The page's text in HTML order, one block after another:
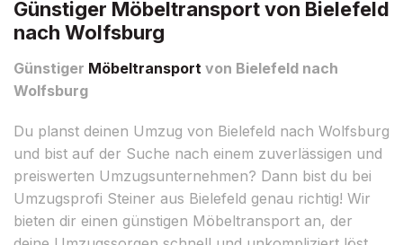
Günstiger Möbeltransport von Bielefeld
nach Wolfsburg
Günstiger Möbeltransport von Bielefeld nach
Wolfsburg
Du planst deinen Umzug von Bielefeld nach Wolfsburg
und bist auf der Suche nach einem zuverlässigen und
preiswerten Umzugsunternehmen? Dann bist du bei
Umzugsprofi Steiner aus Bielefeld genau richtig! Wir
bieten dir einen günstigen Möbeltransport an, der